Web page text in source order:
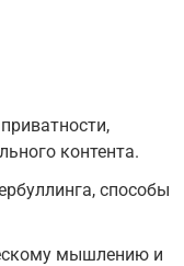
контента.
способы
мышлению и